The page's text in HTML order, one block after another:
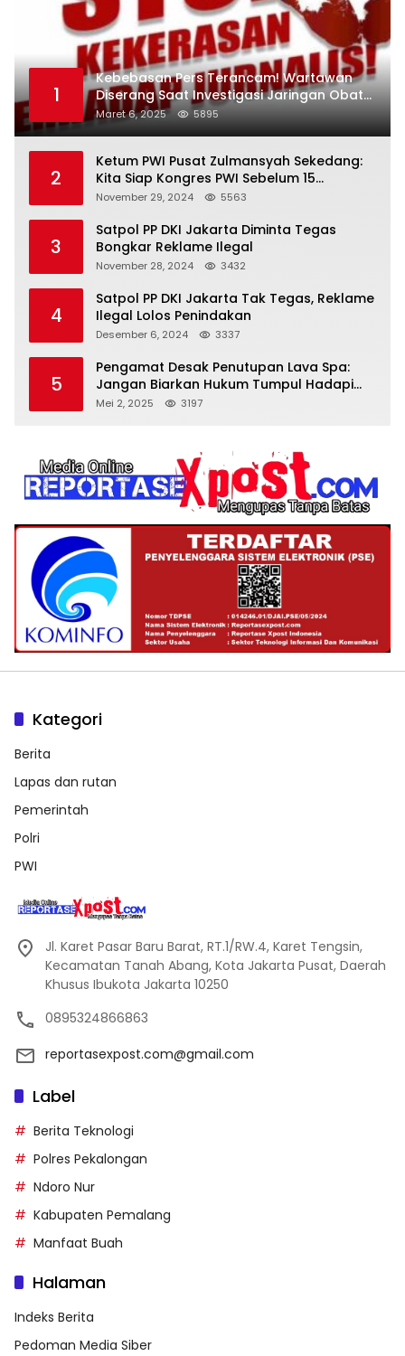
1
Kebebasan Pers Terancam! Wartawan
Diserang Saat Investigasi Jaringan Obat
Terlarang
Maret 6, 2025 5895
2
Ketum PWI Pusat Zulmansyah Sekedang:
Kita Siap Kongres PWI Sebelum 15
Desember 2024
November 29, 2024 5563
3
Satpol PP DKI Jakarta Diminta Tegas
Bongkar Reklame Ilegal
November 28, 2024 3432
4
Satpol PP DKI Jakarta Tak Tegas, Reklame
Ilegal Lolos Penindakan
Desember 6, 2024 3337
5
Pengamat Desak Penutupan Lava Spa:
Jangan Biarkan Hukum Tumpul Hadapi
‘Spa Berkedok
Mei 2, 2025 3197
Kategori
Berita
Lapas dan rutan
Pemerintah
Polri
PWI
Jl. Karet Pasar Baru Barat, RT.1/RW.4, Karet Tengsin,
Kecamatan Tanah Abang, Kota Jakarta Pusat, Daerah
Khusus Ibukota Jakarta 10250
0895324866863
reportasexpost.com@gmail.com
Label
Berita Teknologi
Polres Pekalongan
Ndoro Nur
Kabupaten Pemalang
Manfaat Buah
Halaman
Indeks Berita
Pedoman Media Siber